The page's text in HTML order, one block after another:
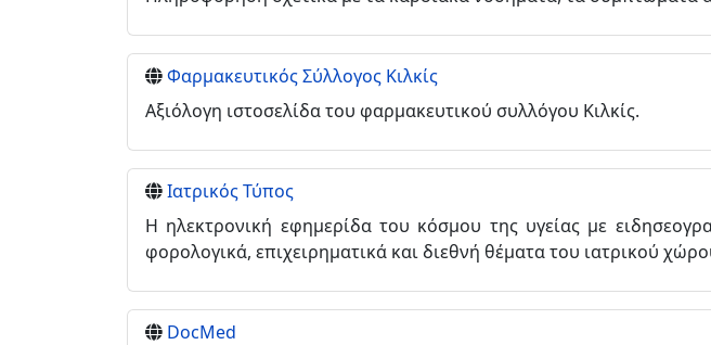
Φαρμακευτικός Σύλλογος Κιλκίς
Αξιόλογη ιστοσελίδα του φαρμακευτικού συλλόγου Κιλκίς.
Ιατρικός Τύπος
Η ηλεκτρονική εφημερίδα του κόσμου της υγείας με
φορολογικά, επιχειρηματικά και διεθνή θέματα του ιατρικού
DocMed